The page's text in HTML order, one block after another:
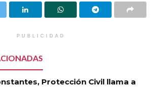
PUBLICIDAD
Protección Civil llama a